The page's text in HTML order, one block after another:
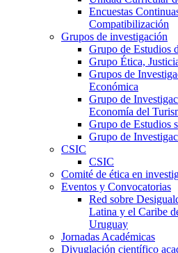
Encuestas
Compatibilización
Grupos de investigación
Grupo de Estudios
Grupo Ética,
Grupos de
Económica
Grupo de
Economía del
Grupo de Estudios
Grupo de
CSIC
CSIC
Comité de ética en
Eventos y Convocatorias
Red sobre
Latina y el Caribe
Uruguay
Jornadas Académicas
Divuglación científico